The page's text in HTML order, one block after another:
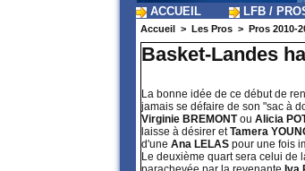
ACCUEIL LFB /
Accueil > Les Pros > Pros 2010-
Basket-Landes
La bonne idée de ce début de
jamais se défaire de son "sac à
Virginie BREMONTou Alicia
laisse à désirer etTamera
d'une Ana LELAS pour une fois
Le deuxième quart sera celui de